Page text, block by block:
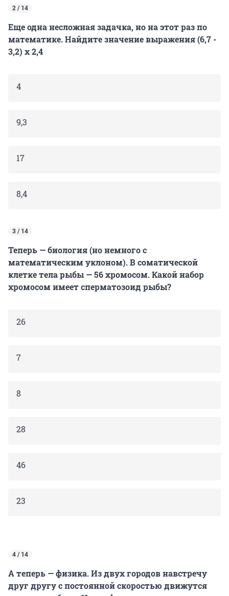
2 / 14
Еще одна несложная задачка, но на этот раз по
математике. Найдите значение выражения (6,7 -
3,2) х 2,4
4
9,3
17
8,4
3 / 14
Теперь — биология (но немного с
математическим уклоном). В соматической
клетке тела рыбы — 56 хромосом. Какой набор
хромосом имеет сперматозоид рыбы?
26
7
8
28
46
23
4 / 14
А теперь — физика. Из двух городов навстречу
друг другу с постоянной скоростью движутся